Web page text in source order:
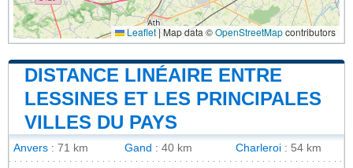
Leaflet|Map data ©OpenStreetMapcontributors
DISTANCE LINÉAIRE ENTRE
LESSINES ET LES PRINCIPALES
VILLES DU PAYS
Anvers : 71 km Gand : 40 km Charleroi : 54 km